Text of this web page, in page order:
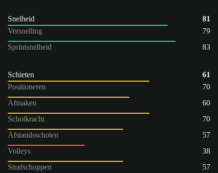
Snelheid
81
Versnelling
79
Sprintsnelheid
83
Schieten
61
Positioneren
70
Afmaken
60
Schotkracht
70
Afstandsschoten
57
Volleys
38
Strafschoppen
57